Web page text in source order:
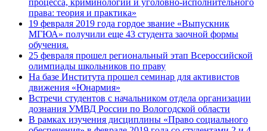
процесса, криминологии и уголовно-исполнительного
права: теория и практика»
19 февраля 2019 года гордое звание «Выпускник
МГЮА» получили еще 43 студента заочной формы
обучения.
25 февраля прошел региональный этап Всероссийской
олимпиады школьников по праву
На базе Института прошел семинар для активистов
движения «Юнармия»
Встречи студентов с начальником отдела организации
дознания УМВД России по Вологодской области
В рамках изучения дисциплины «Право социального